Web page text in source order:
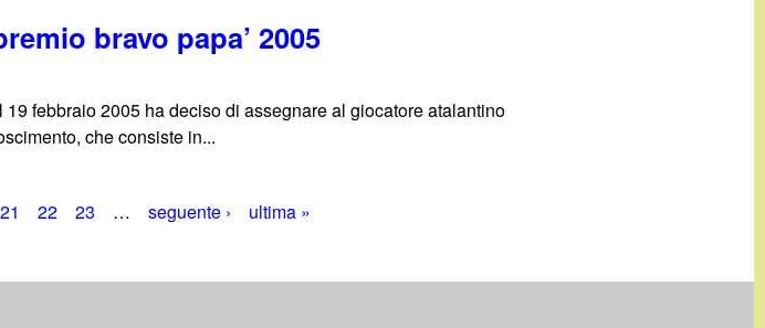
bravo papa’ 2005
febbraio 2005 ha deciso di assegnare al giocatore atalantino
che consiste in...
21 22 23 … seguente › ultima »